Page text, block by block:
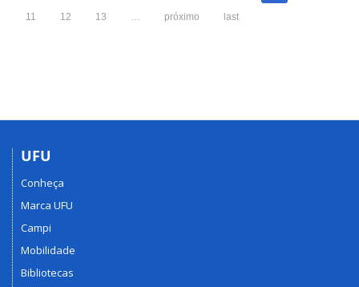
11 12 13 próximo last
UFU
Conheça
Marca UFU
Campi
Mobilidade
Bibliotecas